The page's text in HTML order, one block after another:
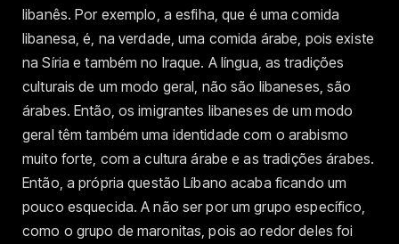
libanês. Por exemplo, a esfiha, que é uma comida
libanesa, é, na verdade, uma comida árabe, pois existe
na Síria e também no Iraque. A língua, as tradições
culturais de um modo geral, não são libaneses, são
árabes. Então, os imigrantes libaneses de um modo
geral têm também uma identidade com o arabismo
muito forte, com a cultura árabe e as tradições árabes.
Então, a própria questão Líbano acaba ficando um
pouco esquecida. A não ser por um grupo específico,
como o grupo de maronitas, pois ao redor deles foi